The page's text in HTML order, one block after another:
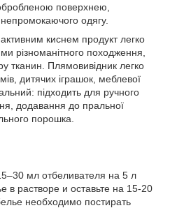
поверхнею,
одягу.
киснем продукт легко
різноманітного походження,
тканин. Плямовивідник легко
дитячих іграшок, меблевої
підходить для ручного
додавання до пральної
порошка.
мл отбеливателя на 5 л
в растворе и оставьте на 15-20
необходимо постирать